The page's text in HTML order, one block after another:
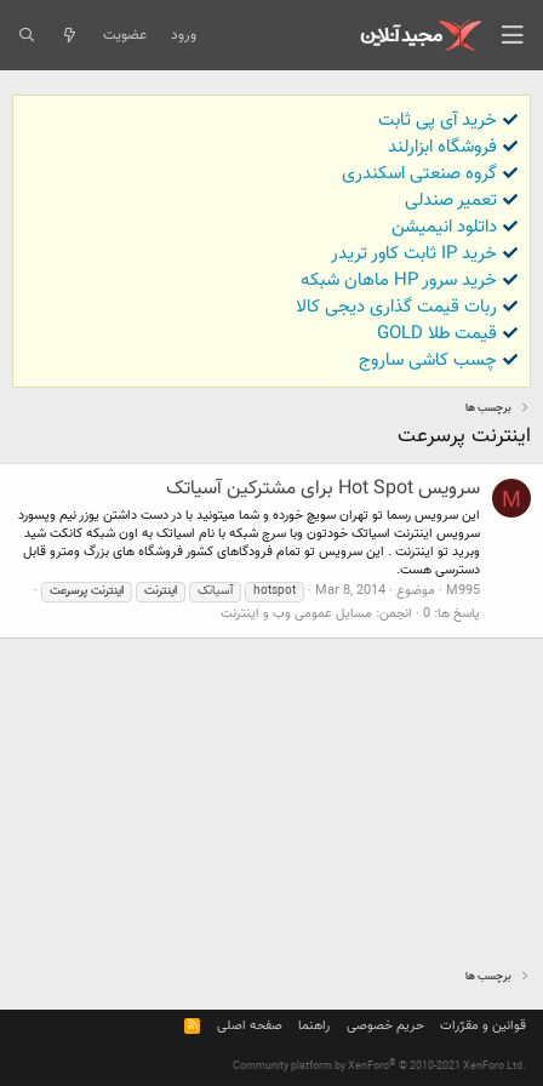
ورود عضویت
خرید آی پی ثابت
فروشگاه ابزارلند
گروه صنعتی اسکندری
تعمیر صندلی
داتلود انیمیشن
خرید IP ثابت کاور تریدر
خرید سرور HP ماهان شبکه
ربات قیمت گذاری دیجی کالا
قیمت طلا GOLD
چسب کاشی ساروج
برچسب ها
اینترنت پرسرعت
M سرویس Hot Spot برای مشترکین آسیاتک
این سرویس رسما تو تهران سویچ خورده و شما میتونید با در دست داشتن یوزر نیم وپسورد
سرویس اینترنت اسیاتک خودتون وبا سرچ شبکه با نام اسیاتک به اون شبکه کانکت شید
وبرید تو اینترنت . این سرویس تو تمام فرودگاهای کشور فروشگاه های بزرگ ومترو قابل
دسترسی هست.
M995
موضوع Mar 8, 2014
hotspot آسیاتک اینترنت اینترنت پرسرعت
پاسخ ها: 0 انجمن: مسایل عمومی وب و اینترنت
برچسب ها
قوانین و مقرّرات حریم خصوصی راهنما صفحه اصلی
R
S
Community platform by XenForo® © 2010-2021 XenForo Ltd.